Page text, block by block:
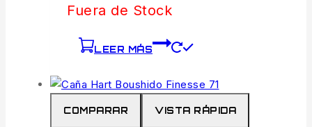
Fuera de Stock
LEER MÁS
COMPARAR VISTA RÁPIDA